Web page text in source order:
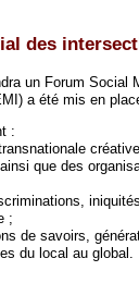
des
un Forum Social
a été mis en
:
que des
;
de savoirs,
du local au global.